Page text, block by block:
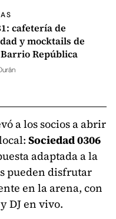
cafetería de
y mocktails de
República
a los socios a abrir
Sociedad 0306
adaptada a la
pueden disfrutar
en la arena, con
DJ en vivo.